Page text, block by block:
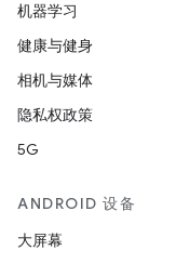
机器学习
健康与健身
相机与媒体
隐私权政策
5G
ANDROID 设备
大屏幕